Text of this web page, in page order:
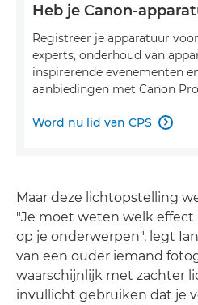
Heb je Canon-
Registreer je apparatuur
experts, onderhoud van
inspirerende evenementen
aanbiedingen met Canon
Word nu lid van CPS 
Maar deze lichtopstelling
"Je moet weten welk
op je onderwerpen", legt
van een ouder iemand
waarschijnlijk met zachter
invullicht gebruiken dat je